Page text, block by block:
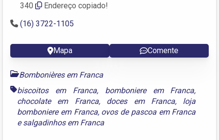
340
Endereço copiado!
(16) 3722-1105
Mapa Comente
Bombonières em Franca
biscoitos em Franca, bomboniere em Franca,
chocolate em Franca, doces em Franca, loja
bomboniere em Franca, ovos de pascoa em Franca
esalgadinhos em Franca